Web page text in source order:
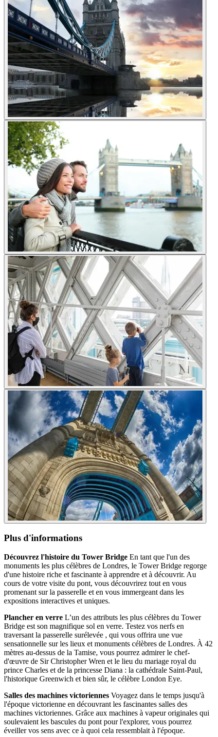
Plus d'informations
Découvrez l'histoire du Tower Bridge En tant que l'un des
monuments les plus célèbres de Londres, le Tower Bridge regorge
d'une histoire riche et fascinante à apprendre et à découvrir. Au
cours de votre visite du pont, vous découvrirez tout en vous
promenant sur la passerelle et en vous immergeant dans les
expositions interactives et uniques.
Plancher en verre L’un des attributs les plus célèbres du Tower
Bridge est son magnifique sol en verre. Testez vos nerfs en
traversant la passerelle surélevée , qui vous offrira une vue
sensationnelle sur les lieux et monuments célèbres de Londres. À 42
mètres au-dessus de la Tamise, vous pourrez admirer le chef-
d'œuvre de Sir Christopher Wren et le lieu du mariage royal du
prince Charles et de la princesse Diana : la cathédrale Saint-Paul,
l'historique Greenwich et bien sûr, le célèbre London Eye.
Salles des machines victoriennes Voyagez dans le temps jusqu'à
l'époque victorienne en découvrant les fascinantes salles des
machines victoriennes. Grâce aux machines à vapeur originales qui
soulevaient les bascules du pont pour l'explorer, vous pourrez
éveiller vos sens avec ce à quoi cela ressemblait à l'époque.